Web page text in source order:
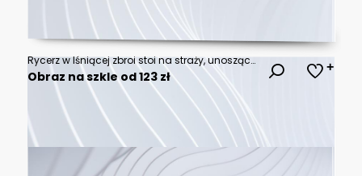
Rycerz w lśniącej zbroi stoi na straży, unosząc miecz ponad głową. Jego błyszczące uzbrojenie i zdecydowany gest świadczą o sile i honorze.
Obraz na szkle od 123 zł